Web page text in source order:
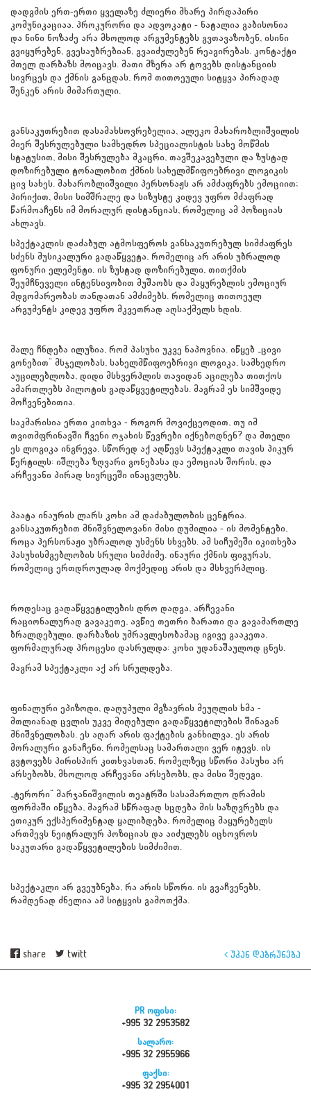
დადგმის ერთ-ერთი ყველაზე ძლიერი მხარე პირდაპირი
კომუნიკაციაა. პროკურორი და ადვოკატი - ნატალია გაბისონია
და ნინი ნოზაძე არა მხოლოდ არგუმენტებს გვთავაზობენ, ისინი
გვიყურებენ, გვესაუბრებიან, გვაიძულებენ რეაგირებას. კონტაქტი
მთელ დარბაზს მოიცავს. მათი მზერა არ ტოვებს დისტანციის
სივრცეს და ქმნის განცდას, რომ თითოეული სიტყვა პირადად
შენკენ არის მიმართული.
განსაკუთრებით დასამახსოვრებელია, ალეკო მახარობლიშვილის
მიერ შესრულებული სამხედრო სპეციალისტის სახე მოწმის
სტატუსით, მისი შესრულება მკაცრი, თავშეკავებული და ზუსტად
დოზირებული ტონალობით ქმნის სახელმწიფოებრივი ლოგიკის
ცივ სახეს. მახარობლიშვილი პერსონაჟს არ ამძაფრებს ემოციით;
პირიქით, მისი სიმშრალე და სიზუსტე კიდევ უფრო მძაფრად
წარმოაჩენს იმ მორალურ დისტანციას, რომელიც ამ პოზიციას
ახლავს.
სპექტაკლის დაძაბულ ატმოსფეროს განსაკუთრებულ სიმძაფრეს
სძენს მუსიკალური გადაწყვეტა, რომელიც არ არის უბრალოდ
ფონური ელემენტი. ის ზუსტად დოზირებული, თითქმის
შეუმჩნეველი ინტენსივობით მუშაობს და მაყურებლის ემოციურ
მდგომარეობას თანდათან ამძიმებს. რომელიც თითოეულ
არგუმენტს კიდევ უფრო მკვეთრად აღსაქმელს ხდის.
მალე ჩნდება ილუზია, რომ პასუხი უკვე ნაპოვნია. იწყებ „ცივი
გონებით“ მსჯელობას, სახელმწიფოებრივი ლოგიკა, სამხედრო
აუცილებლობა, დიდი მსხვერპლის თავიდან აცილება თითქოს
ამართლებს პილოტის გადაწყვეტილებას. მაგრამ ეს სიმშვიდე
მოჩვენებითია.
საკმარისია ერთი კითხვა - როგორ მოვიქცეოდით, თუ იმ
თვითმფრინავში ჩვენი ოჯახის წევრები იქნებოდნენ? და მთელი
ეს ლოგიკა ინგრევა. სწორედ აქ აღწევს სპექტაკლი თავის პიკურ
წერტილს: იშლება ზღვარი გონებასა და ემოციას შორის, და
არჩევანი პირად სივრცეში ინაცვლებს.
პაატა ინაურის ლარს კოხი ამ დაძაბულობის ცენტრია.
განსაკუთრებით მნიშვნელოვანი მისი დუმილია - ის მომენტები,
როცა პერსონაჟი უბრალოდ უსმენს სხვებს. ამ სიჩუმეში იკითხება
პასუხისმგებლობის სრული სიმძიმე. ინაური ქმნის ფიგურას,
რომელიც ერთდროულად მოქმედიც არის და მსხვერპლიც.
როდესაც გადაწყვეტილების დრო დადგა, არჩევანი
რაციონალურად გავაკეთე, ავწიე თეთრი ბარათი და გავამართლე
ბრალდებული. დარბაზის უმრავლესობამაც იგივე გააკეთა.
ფორმალურად პროცესი დასრულდა: კოხი უდანაშაულოდ ცნეს.
მაგრამ სპექტაკლი აქ არ სრულდება.
ფინალური ეპიზოდი, დაღუპული მგზავრის მეუღლის ხმა -
მთლიანად ცვლის უკვე მიღებული გადაწყვეტილების შინაგან
მნიშვნელობას. ეს აღარ არის ფაქტების განხილვა, ეს არის
მორალური განაჩენი, რომელსაც სამართალი ვერ იტევს. ის
გვტოვებს პირისპირ კითხვასთან, რომელზეც სწორი პასუხი არ
არსებობს, მხოლოდ არჩევანი არსებობს, და მისი შედეგი.
„ტერორი“ მარჯანიშვილის თეატრში სასამართლო დრამის
ფორმაში იწყება, მაგრამ სწრაფად სცდება მის საზღვრებს და
ეთიკურ ექსპერიმენტად ყალიბდება, რომელიც მაყურებელს
ართმევს ნეიტრალურ პოზიციას და აიძულებს იცხოვროს
საკუთარი გადაწყვეტილების სიმძიმით.
სპექტაკლი არ გვეუბნება, რა არის სწორი. ის გვაჩვენებს,
რამდენად ძნელია ამ სიტყვის გამოთქმა.
share twitt უკან დაბრუნება
PR ოფისი:
+995 32 2953582
სალარო:
+995 32 2955966
ფაქსი:
+995 32 2954001